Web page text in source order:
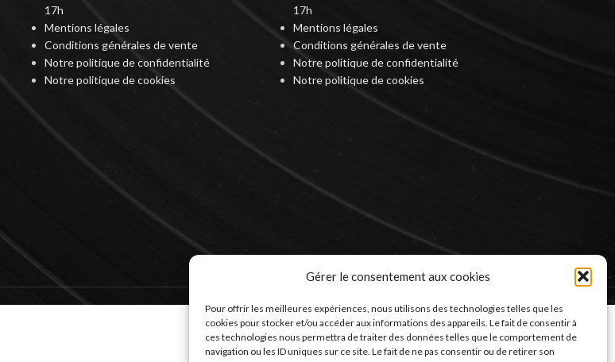
Gérer le consentement aux cookies
Pour offrir les meilleures expériences, nous utilisons des technologies telles que les
cookies pour stocker et/ou accéder aux informations des appareils. Le fait de consentir à
ces technologies nous permettra de traiter des données telles que le comportement de
navigation ou les ID uniques sur ce site. Le fait de ne pas consentir ou de retirer son
17h
Mentions légales
Conditions générales de vente
Notre politique de confidentialité
Notre politique de cookies
17h
Mentions légales
Conditions générales de vente
Notre politique de confidentialité
Notre politique de cookies